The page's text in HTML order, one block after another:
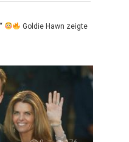
Goldie Hawn zeigte